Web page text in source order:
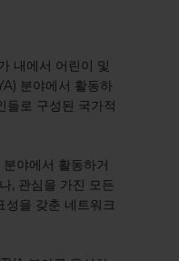
내에서 어린이 및
분야에서 활동하
들로 구성된 국가적
야에서 활동하거
, 관심을 가진 모든
성을 갖춘 네트워크